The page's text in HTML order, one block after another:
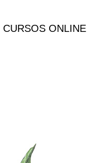
CURSOS ONLINE